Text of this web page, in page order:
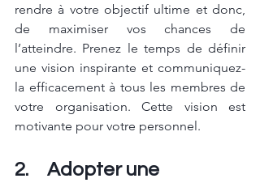
rendre à votre objectif ultime et donc,
de maximiser vos chances de
l’atteindre. Prenez le temps de définir
une vision inspirante et communiquez-
la efficacement à tous les membres de
votre organisation. Cette vision est
motivante pour votre personnel.
2.	Adopter une